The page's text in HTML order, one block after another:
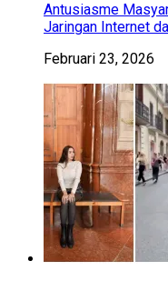
Antusiasme
Jaringan Internet
Februari 23, 2026